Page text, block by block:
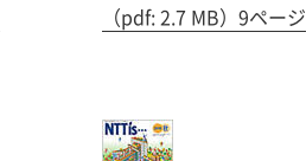
（pdf: 2.7 MB）9ページ